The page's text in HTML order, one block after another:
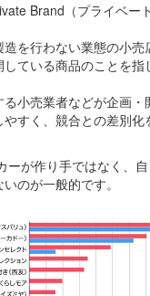
Brand（プライベー
を行わない業態の小
ている商品のことを指
小売業者などが企画
すく、競合との差別化
ーが作り手ではなく、
のが一般的です。